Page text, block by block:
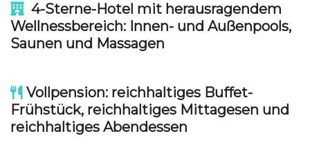
4-Sterne-Hotel mit herausragendem
Wellnessbereich: Innen- und Außenpools,
Saunen und Massagen
Vollpension: reichhaltiges Buffet-
Frühstück, reichhaltiges Mittagesen und
reichhaltiges Abendessen